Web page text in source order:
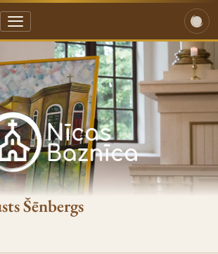
Šēnbergs